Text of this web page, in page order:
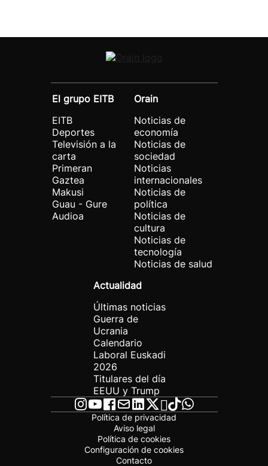
El grupo EITB
EITB
Deportes
Televisión a la
carta
Primeran
Gaztea
Makusi
Guau - Gure
Audioa
Orain
Noticias de
economía
Noticias de
sociedad
Noticias
internacionales
Noticias de
política
Noticias de
cultura
Noticias de
tecnología
Noticias de salud
Actualidad
Últimas noticias
Guerra de
Ucrania
Calendario
Laboral Euskadi
2026
Titulares del día
EEUU y Trump
Política de privacidad
Aviso legal
Política de cookies
Configuración de cookies
Contacto